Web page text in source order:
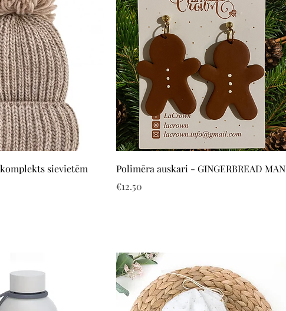
View
sievietēm
Quick View
Polimēra auskari - GINGERBREAD MAN
Price
€12.50